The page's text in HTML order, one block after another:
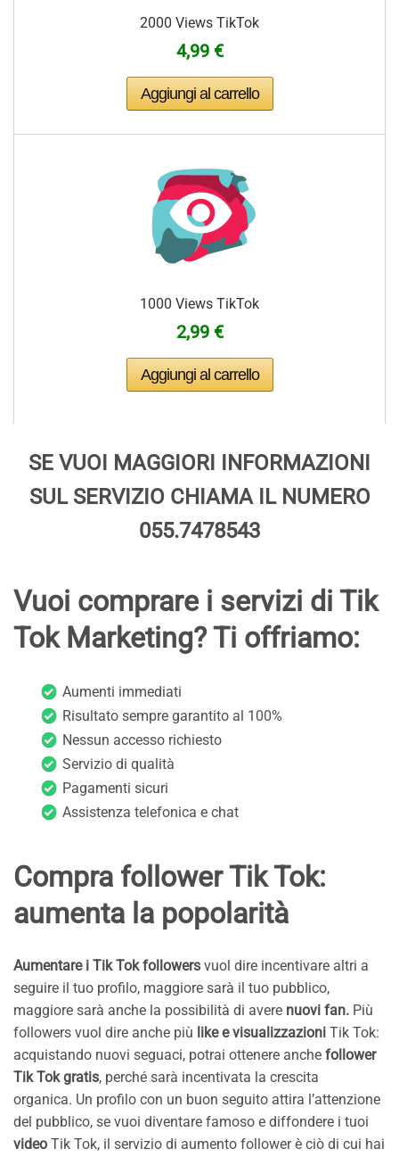
2000 Views TikTok
4,99 €
1000 Views TikTok
2,99 €
SE VUOI MAGGIORI INFORMAZIONI
SUL SERVIZIO CHIAMA IL NUMERO
055.7478543
Vuoi comprare i servizi di Tik
Tok Marketing? Ti offriamo:
Aumenti immediati
Risultato sempre garantito al 100%
Nessun accesso richiesto
Servizio di qualità
Pagamenti sicuri
Assistenza telefonica e chat
Compra follower Tik Tok:
aumenta la popolarità
Aumentare i Tik Tok followers vuol dire incentivare altri a
seguire il tuo profilo, maggiore sarà il tuo pubblico,
maggiore sarà anche la possibilità di avere nuovi fan. Più
followers vuol dire anche più like e visualizzazioni Tik Tok:
acquistando nuovi seguaci, potrai ottenere anche follower
Tik Tok gratis, perché sarà incentivata la crescita
organica. Un profilo con un buon seguito attira l’attenzione
del pubblico, se vuoi diventare famoso e diffondere i tuoi
video Tik Tok, il servizio di aumento follower è ciò di cui hai